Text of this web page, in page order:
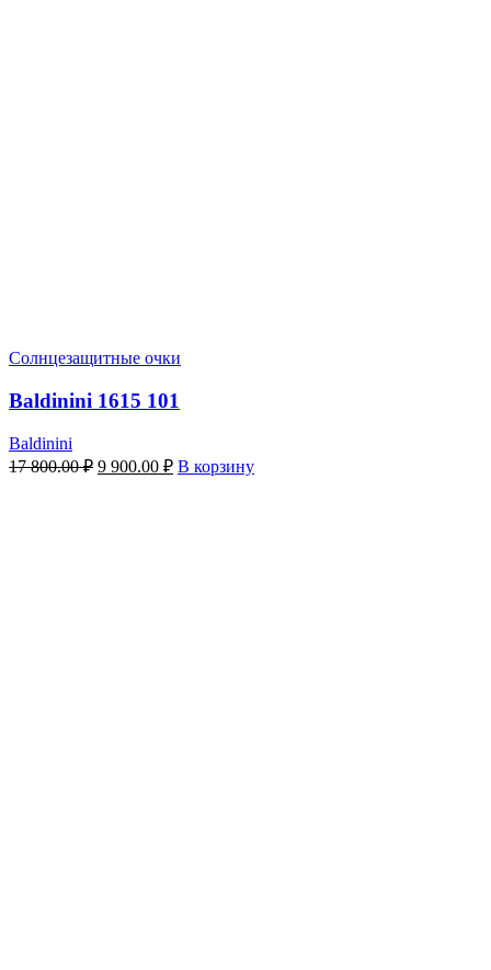
Солнцезащитные очки
Baldinini 1615 101
Baldinini
17 800.00₽ Первоначальная
9 900.00 ₽Текущая
цена:
В корзину